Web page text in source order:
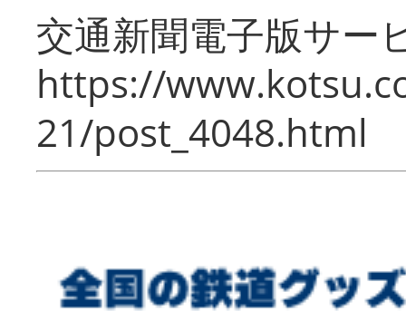
交通新聞電子版サー
https://
21/post_4048.html